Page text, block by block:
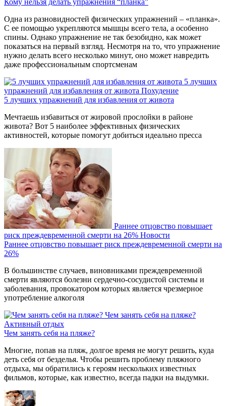
Одна из разновидностей физических упражнений – «планка».
С ее помощью укрепляются мышцы всего тела, а особенно
спины. Однако упражнение не так безобидно, как может
показаться на первый взгляд. Несмотря на то, что упражнение
нужно делать всего несколько минут, оно может навредить
даже профессиональным спортсменам
5 лучших
упражнений для избавления от живота Похудение
5 лучших упражнений для избавления от живота
Мечтаешь избавиться от жировой прослойки в районе
живота? Вот 5 наиболее эффективных физических
активностей, которые помогут добиться идеально пресса
Раннее отцовство повышает
риск преждевременной смерти на 26% Новости
Раннее отцовство повышает риск преждевременной смерти на
26%
В большинстве случаев, виновниками преждевременной
смерти являются болезни сердечно-сосудистой системы и
заболевания, провокатором которых является чрезмерное
употребление алкоголя
Чем занять себя на пляже?
Активный отдых
Чем занять себя на пляже?
Многие, попав на пляж, долгое время не могут решить, куда
деть себя от безделья. Чтобы решить проблему пляжного
отдыха, мы обратились к героям нескольких известных
фильмов, которые, как известно, всегда падки на выдумки.